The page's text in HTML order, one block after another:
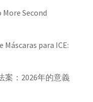
More Second
para ICE:
案：2026年的意義